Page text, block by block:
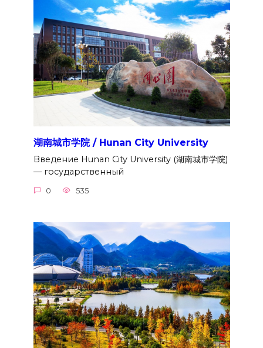
湖南城市学院 / Hunan City University
Введение Hunan City University (湖南城市学院)
— государственный
0 535